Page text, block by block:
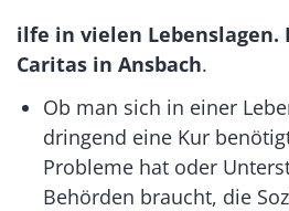
ilfe in vielen Lebenslagen.
Caritas in Ansbach.
Ob man sich in einer
dringend eine Kur
Probleme hat oder
Behörden braucht, die